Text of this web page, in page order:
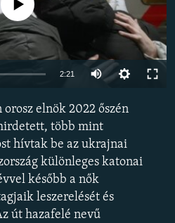
480p
elérhető tartalom
2:21 Auto
480p
1080p
elnök 2022 őszén
több mint
hívtak be az ukrajnai
különleges katonai
később a nők
leszerelését és
út hazafelé nevű